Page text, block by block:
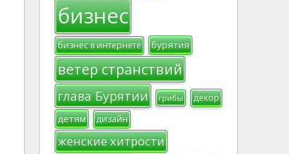
бизнес
бизнес в интернете бурятия
ветер странствий
глава Бурятии грибы декор
детям дизайн
женские хитрости